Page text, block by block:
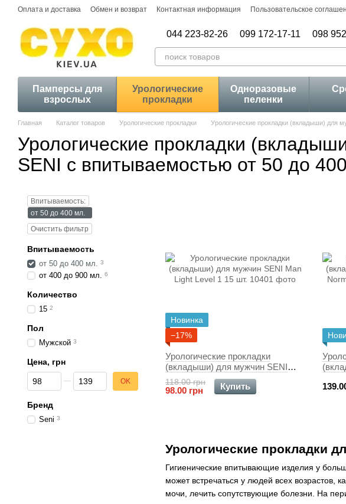
Перейти к основному контенту
Оплата и доставка Обмен и возврат Контактная информация Пользовательское
044 223-82-26 099 172-17-11 098
Памперсы для
взрослых
Урологические
прокладки
Одноразовые
пеленки
Главная Каталог товаров Урологические прокладки Урологические прокладки (вкладыши) для
Урологические прокладки
SENI с впитываемостью от 50 до
Урологические прокладки
Гигиенические впитывающие изделия у
может встречаться у людей всех возрастов,
мочи, лечить сопутствующие болезни. На
Новинка
−17%
Урологические прокладки
(вкладыши) для мужчин SENI
Man Light Level 1 15 шт.
118.00 грн
98.00 грн Купить
Man
Впитываемость:
от 50 до 400 мл.
Очистить фильтр
Впитываемость
от 50 до 400 мл. 3
от 400 до 900 мл. 6
Количество
15 2
Пол
Мужской 3
Цена, грн
От Цена, грн
До Цена, грн OK
Бренд
Seni 3